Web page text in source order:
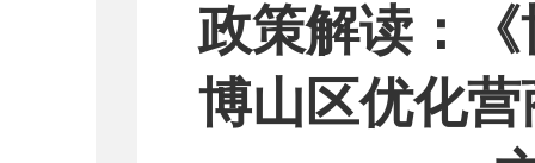
政策解读：
博山区优化